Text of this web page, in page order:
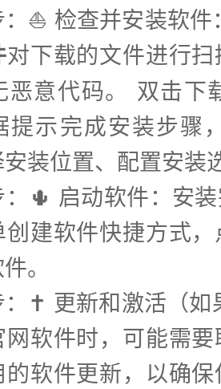
⛵️ 检查并安装软
对下载的文件进行
恶意代码。 双击下
提示完成安装步骤
装位置、配置安装
：🌵 启动软件：安
建软件快捷方式
。
：✝️ 更新和激活（
软件时，可能需
软件更新，以确